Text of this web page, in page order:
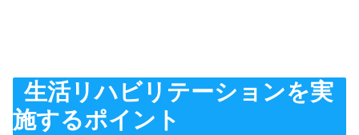
生活リハビリテーションを実
施するポイント